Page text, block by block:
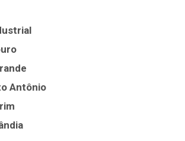
Antônio